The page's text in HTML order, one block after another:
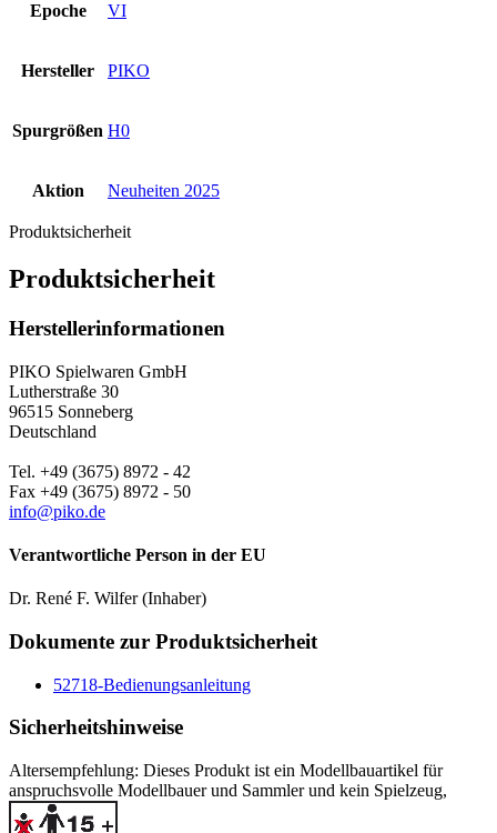
Epoche VI
Hersteller PIKO
Spurgrößen H0
Aktion Neuheiten 2025
Produktsicherheit
Produktsicherheit
Herstellerinformationen
PIKO Spielwaren GmbH
Lutherstraße 30
96515 Sonneberg
Deutschland
Tel. +49 (3675) 8972 - 42
Fax +49 (3675) 8972 - 50
info@piko.de
Verantwortliche Person in der EU
Dr. René F. Wilfer (Inhaber)
Dokumente zur Produktsicherheit
52718-Bedienungsanleitung
Sicherheitshinweise
Altersempfehlung: Dieses Produkt ist ein Modellbauartikel für
anspruchsvolle Modellbauer und Sammlerund kein Spielzeug,